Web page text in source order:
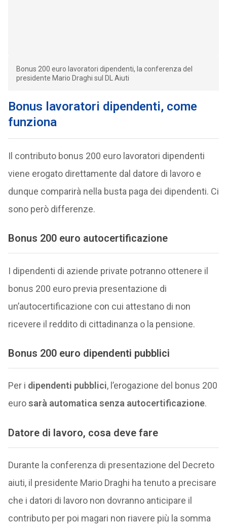
Bonus 200 euro lavoratori dipendenti, la conferenza del
presidente Mario Draghi sul DL Aiuti
Bonus lavoratori dipendenti, come
funziona
Il contributo bonus 200 euro lavoratori dipendenti
viene erogato direttamente dal datore di lavoro e
dunque comparirà nella busta paga dei dipendenti. Ci
sono però differenze.
Bonus 200 euro autocertificazione
I dipendenti di aziende private potranno ottenere il
bonus 200 euro previa presentazione di
un’autocertificazione con cui attestano di non
ricevere il reddito di cittadinanza o la pensione.
Bonus 200 euro dipendenti pubblici
Per i dipendenti pubblici, l’erogazione del bonus 200
eurosarà automatica senza autocertificazione.
Datore di lavoro, cosa deve fare
Durante la conferenza di presentazione del Decreto
aiuti, il presidente Mario Draghi ha tenuto a precisare
che i datori di lavoro non dovranno anticipare il
contributo per poi magari non riavere più la somma